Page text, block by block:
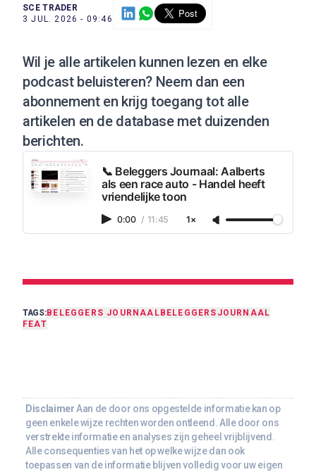
SCE TRADER
3 JUL. 2026 - 09:46
Wil je alle artikelen kunnen lezen en elke
podcast beluisteren? Neem dan een
abonnementen krijg toegang tot alle
artikelen en de database met duizenden
berichten.
📞 Beleggers Journaal: Aalberts
als een race auto - Handel heeft
vriendelijke toon
0:00 / 11:45 1×
TAGS:BELEGGERS JOURNAAL BELEGGERSJOURNAAL
FEAT
Disclaimer Aan de door ons opgestelde informatie kan op
geen enkele wijze rechten worden ontleend. Alle door ons
verstrekte informatie en analyses zijn geheel vrijblijvend.
Alle consequenties van het op welke wijze dan ook
toepassen van de informatie blijven volledig voor uw eigen